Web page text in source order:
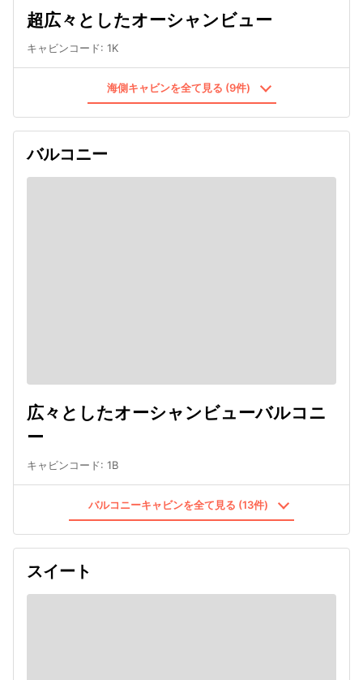
超広々としたオーシャンビュー
キャビンコード: 1K
海側キャビンを全て見る (9件)
バルコニー
広々としたオーシャンビューバルコニ
ー
キャビンコード: 1B
バルコニーキャビンを全て見る (13件)
スイート